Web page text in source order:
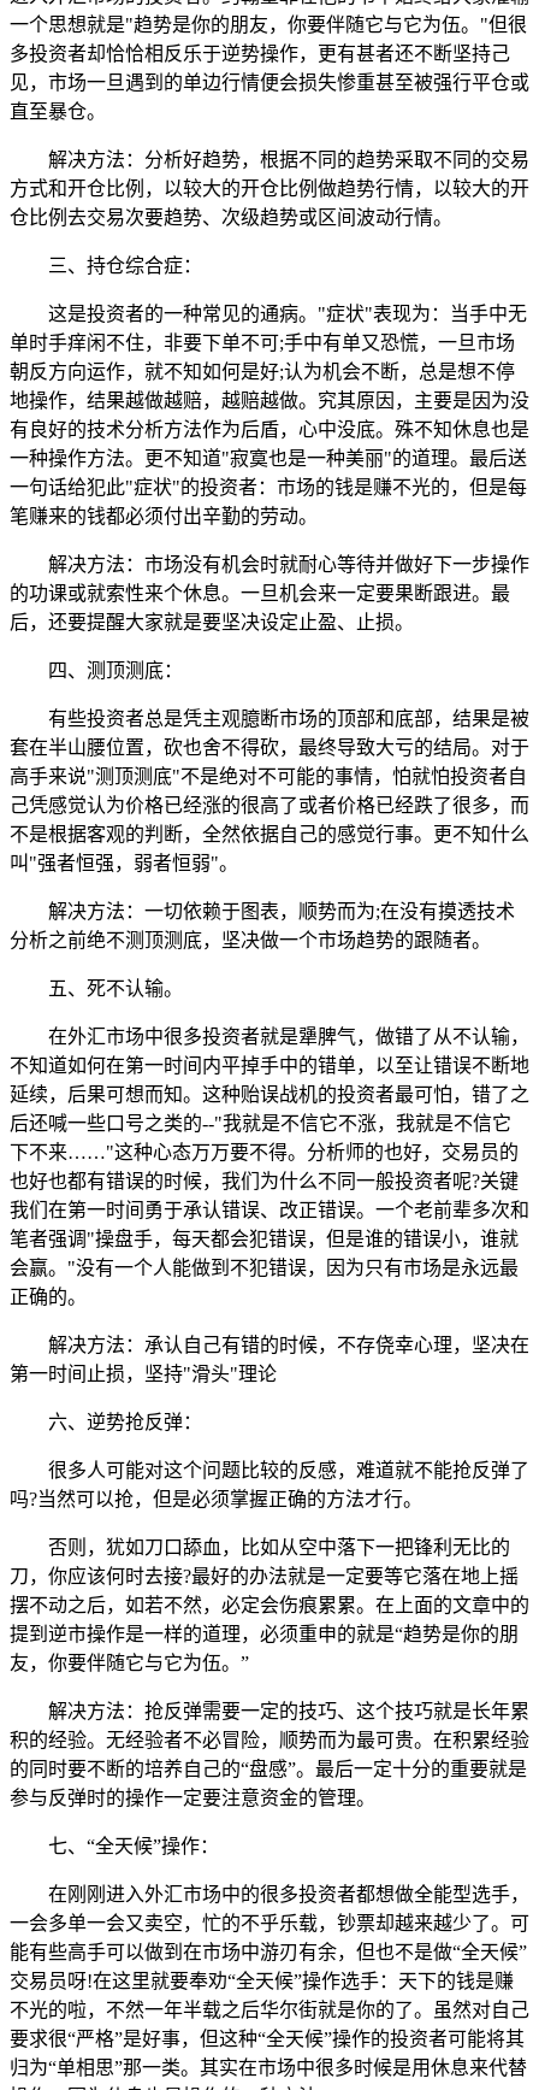
一个思想就是"趋势是你的朋友，你要伴随它与它为伍。"但很
多投资者却恰恰相反乐于逆势操作，更有甚者还不断坚持己
见，市场一旦遇到的单边行情便会损失惨重甚至被强行平仓或
直至暴仓。
解决方法：分析好趋势，根据不同的趋势采取不同的交易
方式和开仓比例，以较大的开仓比例做趋势行情，以较大的开
仓比例去交易次要趋势、次级趋势或区间波动行情。
三、持仓综合症：
这是投资者的一种常见的通病。"症状"表现为：当手中无
单时手痒闲不住，非要下单不可;手中有单又恐慌，一旦市场
朝反方向运作，就不知如何是好;认为机会不断，总是想不停
地操作，结果越做越赔，越赔越做。究其原因，主要是因为没
有良好的技术分析方法作为后盾，心中没底。殊不知休息也是
一种操作方法。更不知道"寂寞也是一种美丽"的道理。最后送
一句话给犯此"症状"的投资者：市场的钱是赚不光的，但是每
笔赚来的钱都必须付出辛勤的劳动。
解决方法：市场没有机会时就耐心等待并做好下一步操作
的功课或就索性来个休息。一旦机会来一定要果断跟进。最
后，还要提醒大家就是要坚决设定止盈、止损。
四、测顶测底：
有些投资者总是凭主观臆断市场的顶部和底部，结果是被
套在半山腰位置，砍也舍不得砍，最终导致大亏的结局。对于
高手来说"测顶测底"不是绝对不可能的事情，怕就怕投资者自
己凭感觉认为价格已经涨的很高了或者价格已经跌了很多，而
不是根据客观的判断，全然依据自己的感觉行事。更不知什么
叫"强者恒强，弱者恒弱"。
解决方法：一切依赖于图表，顺势而为;在没有摸透技术
分析之前绝不测顶测底，坚决做一个市场趋势的跟随者。
五、死不认输。
在外汇市场中很多投资者就是犟脾气，做错了从不认输，
不知道如何在第一时间内平掉手中的错单，以至让错误不断地
延续，后果可想而知。这种贻误战机的投资者最可怕，错了之
后还喊一些口号之类的--"我就是不信它不涨，我就是不信它
下不来……"这种心态万万要不得。分析师的也好，交易员的
也好也都有错误的时候，我们为什么不同一般投资者呢?关键
我们在第一时间勇于承认错误、改正错误。一个老前辈多次和
笔者强调"操盘手，每天都会犯错误，但是谁的错误小，谁就
会赢。"没有一个人能做到不犯错误，因为只有市场是永远最
正确的。
解决方法：承认自己有错的时候，不存侥幸心理，坚决在
第一时间止损，坚持"滑头"理论
六、逆势抢反弹：
很多人可能对这个问题比较的反感，难道就不能抢反弹了
吗?当然可以抢，但是必须掌握正确的方法才行。
否则，犹如刀口舔血，比如从空中落下一把锋利无比的
刀，你应该何时去接?最好的办法就是一定要等它落在地上摇
摆不动之后，如若不然，必定会伤痕累累。在上面的文章中的
提到逆市操作是一样的道理，必须重申的就是“趋势是你的朋
友，你要伴随它与它为伍。”
解决方法：抢反弹需要一定的技巧、这个技巧就是长年累
积的经验。无经验者不必冒险，顺势而为最可贵。在积累经验
的同时要不断的培养自己的“盘感”。最后一定十分的重要就是
参与反弹时的操作一定要注意资金的管理。
七、“全天候”操作：
在刚刚进入外汇市场中的很多投资者都想做全能型选手，
一会多单一会又卖空，忙的不乎乐载，钞票却越来越少了。可
能有些高手可以做到在市场中游刃有余，但也不是做“全天候”
交易员呀!在这里就要奉劝“全天候”操作选手：天下的钱是赚
不光的啦，不然一年半载之后华尔街就是你的了。虽然对自己
要求很“严格”是好事，但这种“全天候”操作的投资者可能将其
归为“单相思”那一类。其实在市场中很多时候是用休息来代替